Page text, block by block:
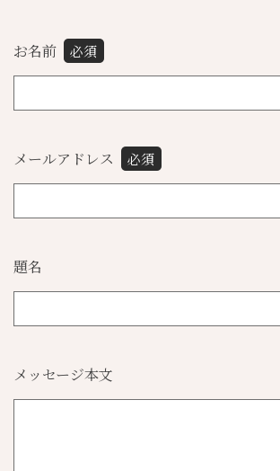
お名前 必須
メールアドレス 必須
題名
メッセージ本文